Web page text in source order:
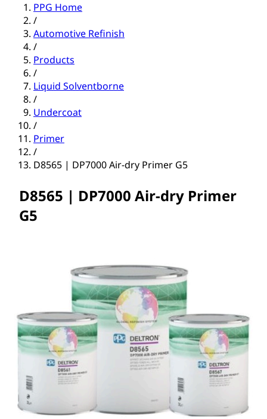
PPG Home
/
Automotive Refinish
/
Products
/
Liquid Solventborne
/
Undercoat
/
Primer
/
D8565 | DP7000 Air-dry Primer G5
D8565 | DP7000 Air-dry Primer
G5